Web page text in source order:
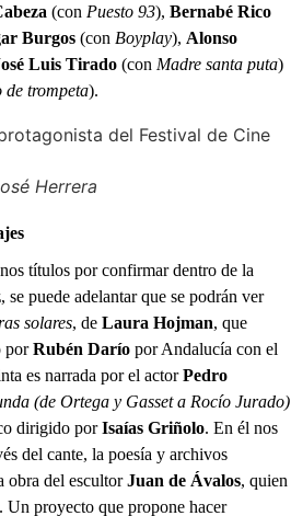
(con Puesto 93), Bernabé Rico
Burgos (con Boyplay), Alonso
Luis Tirado (con Madre santa puta)
de trompeta).
Herrera
títulos por confirmar dentro de la
, se puede adelantar que se podrán ver
solares, de Laura Hojman, que
porRubén Darío por Andalucía con el
es narrada por el actorPedro
(de Ortega y Gasset a Rocío Jurado)
dirigido porIsaías Griñolo. En él nos
del cante, la poesía y archivos
obra del escultorJuan de Ávalos, quien
Un proyecto que propone hacer